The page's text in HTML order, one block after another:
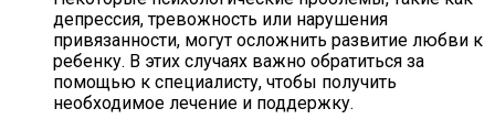
депрессия, тревожность или нарушения
привязанности, могут осложнить развитие любви к
ребенку. В этих случаях важно обратиться за
помощью к специалисту, чтобы получить
необходимое лечение и поддержку.